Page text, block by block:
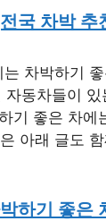
국 차박 추
는 차박하기
자동차들이
기 좋은 차에
아래 글도
하기 좋은